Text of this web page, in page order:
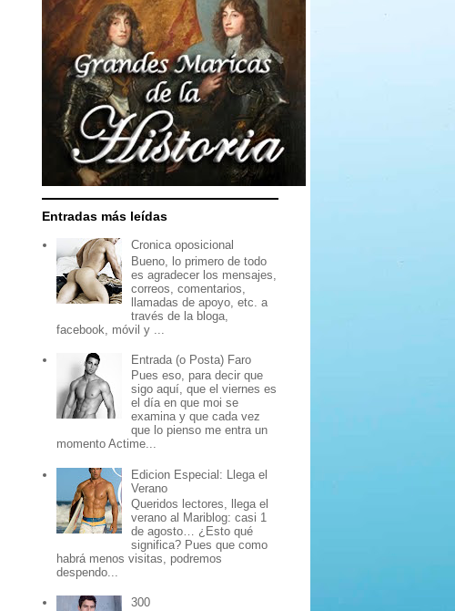
Entradas más leídas
Cronica oposicional
Bueno, lo primero de todo
es agradecer los mensajes,
correos, comentarios,
llamadas de apoyo, etc. a
través de la bloga,
facebook, móvil y ...
Entrada (o Posta) Faro
Pues eso, para decir que
sigo aquí, que el viernes es
el día en que moi se
examina y que cada vez
que lo pienso me entra un
momento Actime...
Edicion Especial: Llega el
Verano
Queridos lectores, llega el
verano al Mariblog: casi 1
de agosto… ¿Esto qué
significa? Pues que como
habrá menos visitas, podremos
despendo...
300